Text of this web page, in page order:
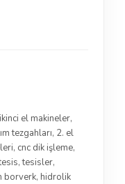
ikinci el makineler,
tezgahları, 2. el
, cnc dik işleme,
,tesisler,
borverk, hidrolik